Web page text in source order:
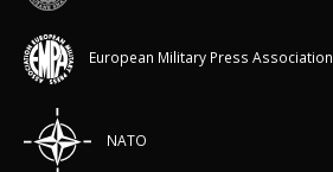
European Military Press Association
NATO